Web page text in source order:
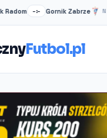
–:– Gornik Zabrze NS
Futbol.pl